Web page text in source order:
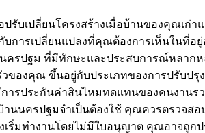
บเปลี่ยนโครงสร้างเมื่อบ้านของคุณเก่า
การเปลี่ยนแปลงที่คุณต้องการเห็นในที่อ
รปฐม ที่มีทักษะและประสบการณ์หลากห
ของคุณ ขึ้นอยู่กับประเภทของการปรับป
รประกันค่าสินไหมทดแทนของคนงานร
นนครปฐมจำเป็นต้องใช้ คุณควรตรวจส
ริ่มทำงานโดยไม่มีใบอนุญาต คุณอาจถูก